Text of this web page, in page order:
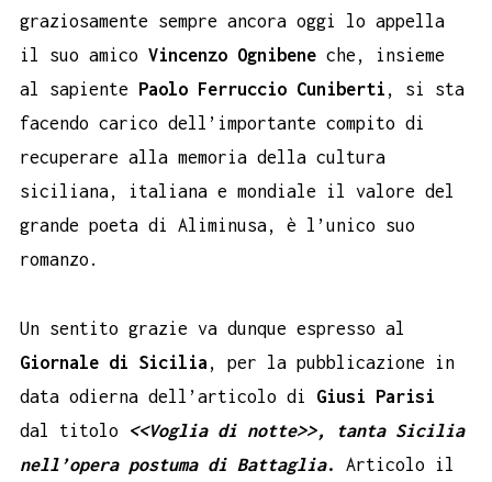
graziosamente sempre ancora oggi lo appella
il suo amico Vincenzo Ognibene che, insieme
al sapiente Paolo Ferruccio Cuniberti , si sta
facendo carico dell’importante compito di
recuperare alla memoria della cultura
siciliana, italiana e mondiale il valore del
grande poeta di Aliminusa, è l’unico suo
romanzo.
Un sentito grazie va dunque espresso al
Giornale di Sicilia , per la pubblicazione in
data odierna dell’articolo di Giusi Parisi
dal titolo
<<Voglia di notte>>, tanta Sicilia
nell’opera postuma di Battaglia. Articolo il